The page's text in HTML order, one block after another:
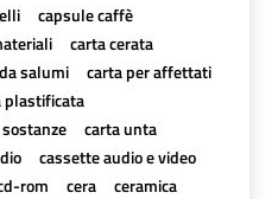
capsule caffè
carta cerata
salumi
carta per affettati
plastificata
carta unta
cassette audio e video
rom cera
ceramica